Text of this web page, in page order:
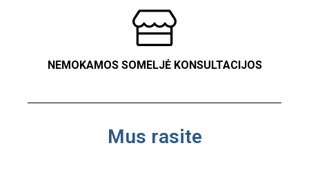
NEMOKAMOS SOMELJĖ KONSULTACIJOS
Mus rasite